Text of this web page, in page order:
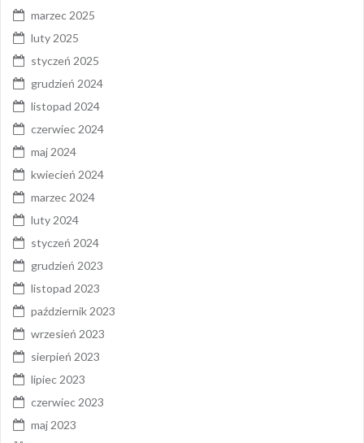
marzec 2025
luty 2025
styczeń 2025
grudzień 2024
listopad 2024
czerwiec 2024
maj 2024
kwiecień 2024
marzec 2024
luty 2024
styczeń 2024
grudzień 2023
listopad 2023
październik 2023
wrzesień 2023
sierpień 2023
lipiec 2023
czerwiec 2023
maj 2023